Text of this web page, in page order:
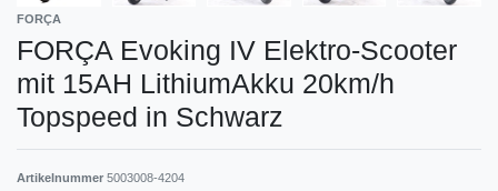
FORÇA
FORÇA Evoking IV Elektro-Scooter
mit 15AH LithiumAkku 20km/h
Topspeed in Schwarz
Artikelnummer 5003008-4204